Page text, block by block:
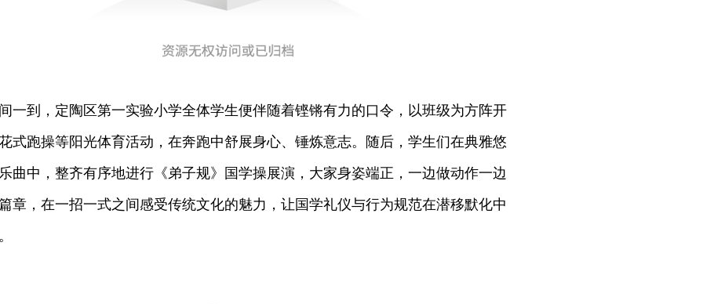
到，定陶区第一实验小学全体学生便伴随着铿锵有力的口令，以班级为方阵开
式跑操等阳光体育活动，在奔跑中舒展身心、锤炼意志。随后，学生们在典雅悠
曲中，整齐有序地进行《弟子规》国学操展演，大家身姿端正，一边做动作一边
章，在一招一式之间感受传统文化的魅力，让国学礼仪与行为规范在潜移默化中